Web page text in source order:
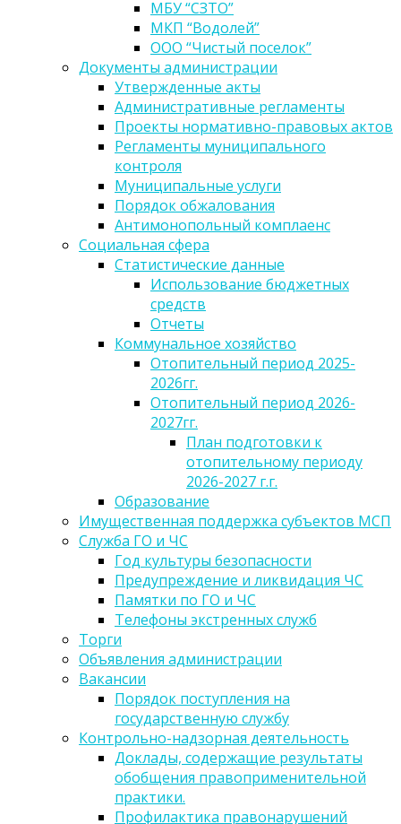
МБУ “СЗТО”
МКП “Водолей”
ООО “Чистый поселок”
Документы администрации
Утвержденные акты
Административные регламенты
Проекты нормативно-правовых актов
Регламенты муниципального
контроля
Муниципальные услуги
Порядок обжалования
Антимонопольный комплаенс
Социальная сфера
Статистические данные
Использование бюджетных
средств
Отчеты
Коммунальное хозяйство
Отопительный период 2025-
2026гг.
Отопительный период 2026-
2027гг.
План подготовки к
отопительному периоду
2026-2027 г.г.
Образование
Имущественная поддержка субъектов МСП
Служба ГО и ЧС
Год культуры безопасности
Предупреждение и ликвидация ЧС
Памятки по ГО и ЧС
Телефоны экстренных служб
Торги
Объявления администрации
Вакансии
Порядок поступления на
государственную службу
Контрольно-надзорная деятельность
Доклады, содержащие результаты
обобщения правоприменительной
практики.
Профилактика правонарушений